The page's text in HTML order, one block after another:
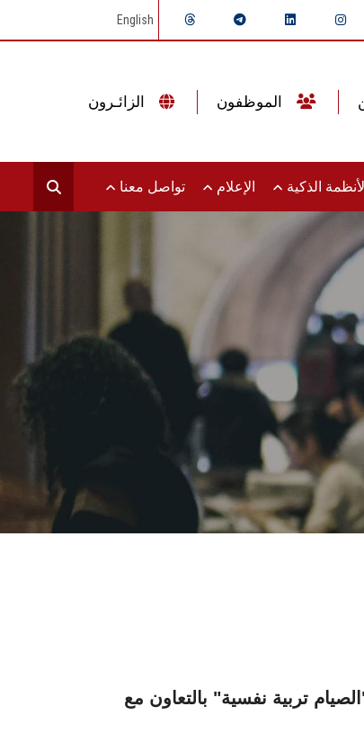
English
الذكية الإعلام تواصل معنا
تربية نفسية" بالتعاون مع